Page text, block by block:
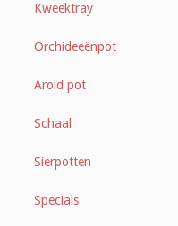
Kweektray
Orchideeënpot
Aroid pot
Schaal
Sierpotten
Specials